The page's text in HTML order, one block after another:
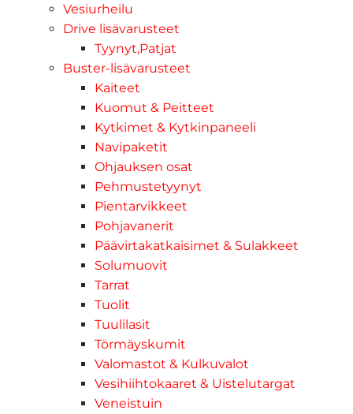
Vesiurheilu
Drive lisävarusteet
Tyynyt,Patjat
Buster-lisävarusteet
Kaiteet
Kuomut & Peitteet
Kytkimet & Kytkinpaneeli
Navipaketit
Ohjauksen osat
Pehmustetyynyt
Pientarvikkeet
Pohjavanerit
Päävirtakatkaisimet & Sulakkeet
Solumuovit
Tarrat
Tuolit
Tuulilasit
Törmäyskumit
Valomastot & Kulkuvalot
Vesihiihtokaaret & Uistelutargat
Veneistuin